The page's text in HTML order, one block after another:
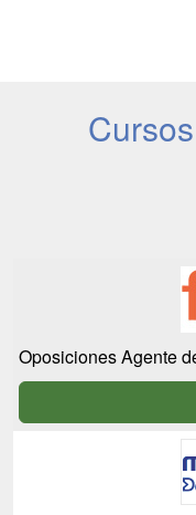
Oposiciones Agente